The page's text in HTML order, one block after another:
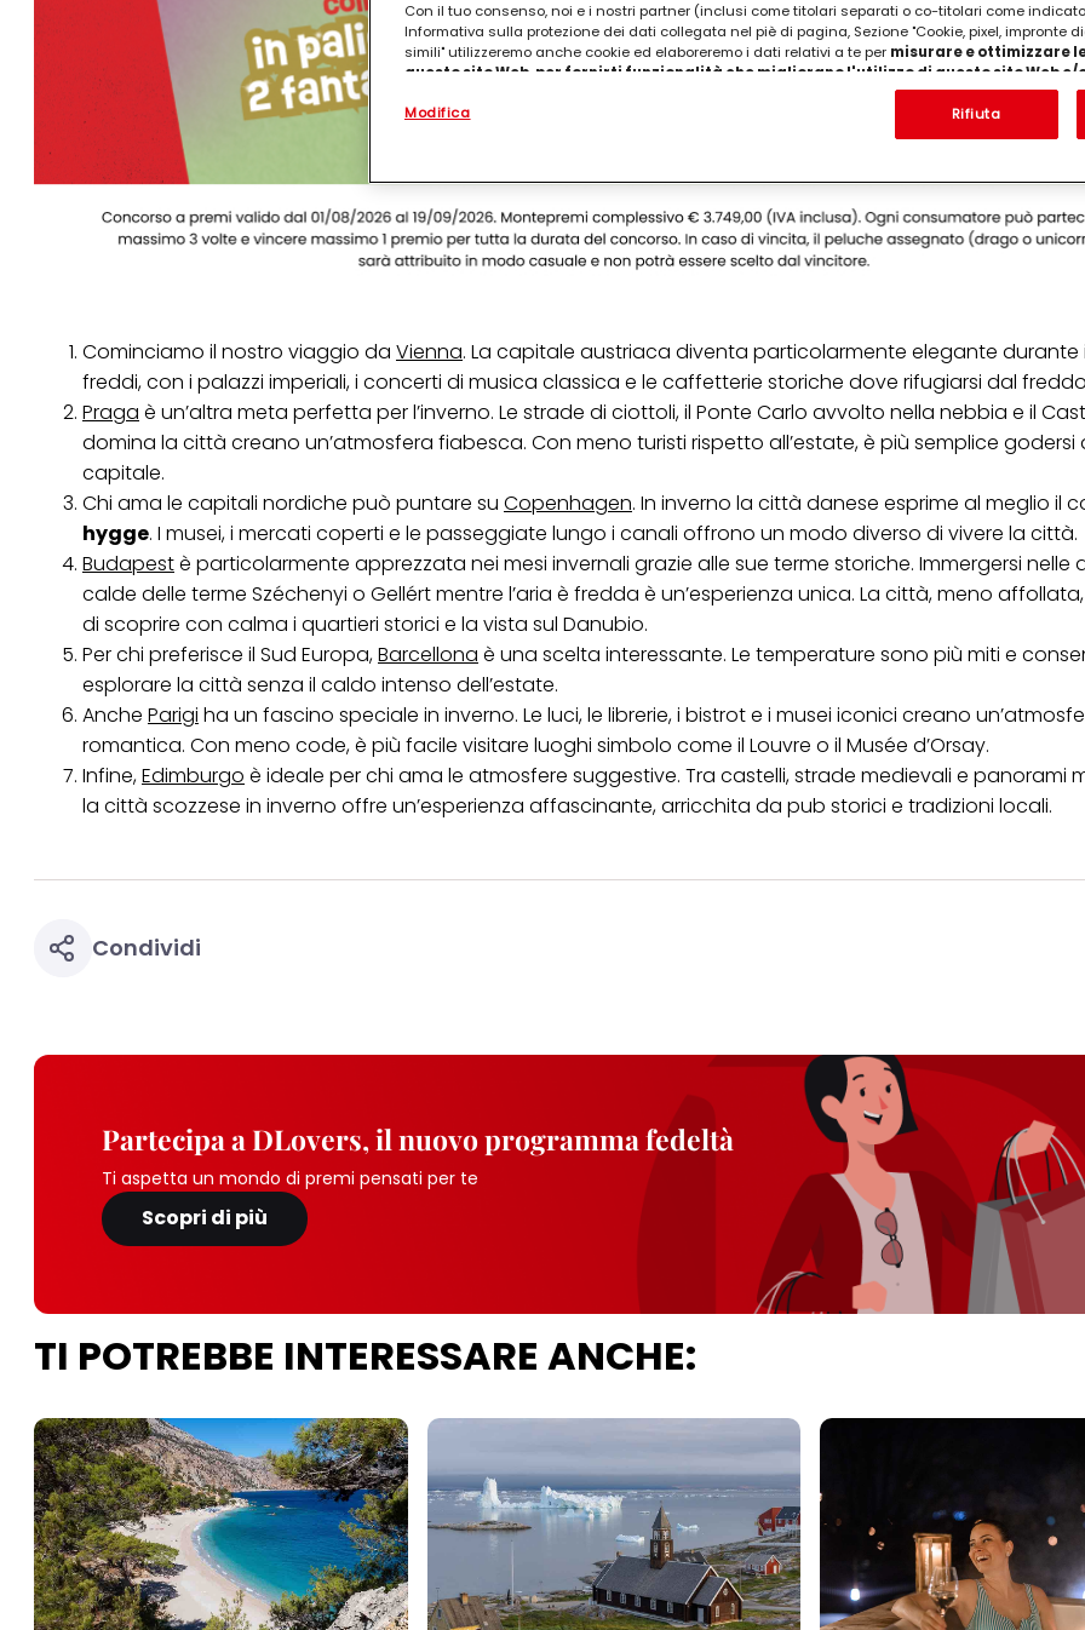
Cominciamo il nostro viaggio da Vienna. La capitale austriaca diventa particolarmente elegante durante
freddi, con i palazzi imperiali, i concerti di musica classica e le caffetterie storiche dove rifugiarsi dal
Praga è un’altra meta perfetta per l’inverno. Le strade di ciottoli, il Ponte Carlo avvolto nella nebbia e il
domina la città creano un’atmosfera fiabesca. Con meno turisti rispetto all’estate, è più semplice godersi
capitale.
Chi ama le capitali nordiche può puntare su Copenhagen. In inverno la città danese esprime al meglio il
hygge. I musei, i mercati coperti e le passeggiate lungo i canali offrono un modo diverso di vivere la città.
Budapestè particolarmente apprezzata nei mesi invernali grazie alle sue terme storiche. Immergersi nelle
calde delle terme Széchenyi o Gellért mentre l’aria è fredda è un’esperienza unica. La città, meno
di scoprire con calma i quartieri storici e la vista sul Danubio.
Per chi preferisce il Sud Europa,Barcellona è una scelta interessante. Le temperature sono più miti e
esplorare la città senza il caldo intenso dell’estate.
Anche Parigi ha un fascino speciale in inverno. Le luci, le librerie, i bistrot e i musei iconici creano
romantica. Con meno code, è più facile visitare luoghi simbolo come il Louvre o il Musée d’Orsay.
Infine,Edimburgo è ideale per chi ama le atmosfere suggestive. Tra castelli, strade medievali e panorami
la città scozzese in inverno offre un’esperienza affascinante, arricchita da pub storici e tradizioni locali.
Condividi
Partecipa a DLovers, il nuovo programma fedeltà
Ti aspetta un mondo di premi pensati per te
Scopri di più
TI POTREBBE INTERESSARE ANCHE:
Con il tuo consenso, noi e i nostri partner (inclusi come titolari separati o co-titolari come
Informativa sulla protezione dei dati collegata nel piè di pagina, Sezione "Cookie, pixel, impronte
simili" utilizzeremo anche cookie ed elaboreremo i dati relativi a te per misurare e ottimizzare
questo sito Web, per fornirti funzionalità che migliorano l'utilizzo di questo sito Web e/
. Analizzeremo il tuo utilizzo di questo sito Web e le tue interazioni commerciali
(rispettivamente dell'azienda per cui lavori) per) e su tale base tracciare i tuoi acquisti dei nostri
terzi, conservare le nostre informazioni sulle entità commerciali e creare profili individuali su di te
misurare e ottimizzare il successo delle campagne pubblicitarie.
Puoi trovare maggiori informazioni sul trattamento dei tuoi dati nella nostra Informativa sulla
periodo di conservazione, consultare le informazioni dettagliate su ciascun cookie disponibili
"modifica" di seguito".
Se fai clic su "Modifica" potrai trovare maggiori informazioni sul trattamento dei tuoi dati / sull'uso
per uno o più degli scopi sopra menzionati. Cliccando su "Accetta tutto", acconsenti all'uso dei
tuoi dati personali per tutte le finalità sopra indicate. Se fai clic su "Rifiuta", verranno utilizzati solo i
Modifica Rifiuta